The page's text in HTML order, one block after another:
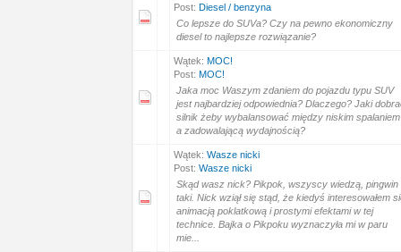
Post: Diesel / benzyna
Co lepsze do SUVa? Czy na pewno ekonomiczny
diesel to najlepsze rozwiązanie?
Wątek: MOC!
Post: MOC!
Jaka moc Waszym zdaniem do pojazdu typu SUV
jest najbardziej odpowiednia? Dlaczego? Jaki
silnik żeby wybalansować między niskim spalaniem
a zadowalającą wydajnością?
Wątek: Wasze nicki
Post: Wasze nicki
Skąd wasz nick? Pikpok, wszyscy wiedzą, pingwin
taki. Nick wziął się stąd, że kiedyś interesowałem
animacją poklatkową i prostymi efektami w tej
technice. Bajka o Pikpoku wyznaczyła mi w paru
mie...